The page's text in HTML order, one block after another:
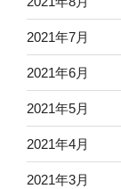
2021年7月
2021年6月
2021年5月
2021年4月
2021年3月